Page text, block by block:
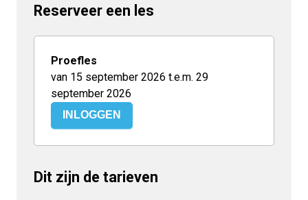
Reserveer een les
Proefles
van 15 september 2026 t.e.m. 29
september 2026
INLOGGEN
Dit zijn de tarieven